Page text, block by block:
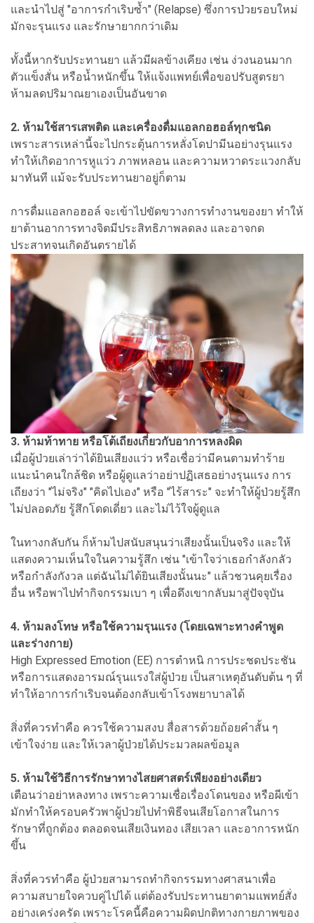
และนำไปสู่ "อาการกำเริบซ้ำ" (Relapse) ซึ่งการป่วยรอบใหม่
มักจะรุนแรง และรักษายากกว่าเดิม
ทั้งนี้หากรับประทานยา แล้วมีผลข้างเคียง เช่น ง่วงนอนมาก
ตัวแข็งสั่น หรือน้ำหนักขึ้น ให้แจ้งแพทย์เพื่อขอปรับสูตรยา
ห้ามลดปริมาณยาเองเป็นอันขาด
2. ห้ามใช้สารเสพติด และเครื่องดื่มแอลกอฮอล์ทุกชนิด
เพราะสารเหล่านี้จะไปกระตุ้นการหลั่งโดปามีนอย่างรุนแรง
ทำให้เกิดอาการหูแว่ว ภาพหลอน และความหวาดระแวงกลับ
มาทันที แม้จะรับประทานยาอยู่ก็ตาม
การดื่มแอลกอฮอล์ จะเข้าไปขัดขวางการทำงานของยา ทำให้
ยาต้านอาการทางจิตมีประสิทธิภาพลดลง และอาจกด
ประสาทจนเกิดอันตรายได้
3. ห้ามท้าทาย หรือโต้เถียงเกี่ยวกับอาการหลงผิด
เมื่อผู้ป่วยเล่าว่าได้ยินเสียงแว่ว หรือเชื่อว่ามีคนตามทำร้าย
แนะนำคนใกล้ชิด หรือผู้ดูแลว่าอย่าปฏิเสธอย่างรุนแรง การ
เถียงว่า "ไม่จริง" "คิดไปเอง" หรือ "ไร้สาระ" จะทำให้ผู้ป่วยรู้สึก
ไม่ปลอดภัย รู้สึกโดดเดี่ยว และไม่ไว้ใจผู้ดูแล
ในทางกลับกัน ก็ห้ามไปสนับสนุนว่าเสียงนั้นเป็นจริง และให้
แสดงความเห็นใจในความรู้สึก เช่น "เข้าใจว่าเธอกำลังกลัว
หรือกำลังกังวล แต่ฉันไม่ได้ยินเสียงนั้นนะ" แล้วชวนคุยเรื่อง
อื่น หรือพาไปทำกิจกรรมเบา ๆ เพื่อดึงเขากลับมาสู่ปัจจุบัน
4. ห้ามลงโทษ หรือใช้ความรุนแรง (โดยเฉพาะทางคำพูด
และร่างกาย)
High Expressed Emotion (EE) การตำหนิ การประชดประชัน
หรือการแสดงอารมณ์รุนแรงใส่ผู้ป่วย เป็นสาเหตุอันดับต้น ๆ ที่
ทำให้อาการกำเริบจนต้องกลับเข้าโรงพยาบาลได้
สิ่งที่ควรทำคือ ควรใช้ความสงบ สื่อสารด้วยถ้อยคำสั้น ๆ
เข้าใจง่าย และให้เวลาผู้ป่วยได้ประมวลผลข้อมูล
5. ห้ามใช้วิธีการรักษาทางไสยศาสตร์เพียงอย่างเดียว
เตือนว่าอย่าหลงทาง เพราะความเชื่อเรื่องโดนของ หรือผีเข้า
มักทำให้ครอบครัวพาผู้ป่วยไปทำพิธีจนเสียโอกาสในการ
รักษาที่ถูกต้อง ตลอดจนเสียเงินทอง เสียเวลา และอาการหนัก
ขึ้น
สิ่งที่ควรทำคือ ผู้ป่วยสามารถทำกิจกรรมทางศาสนาเพื่อ
ความสบายใจควบคู่ไปได้ แต่ต้องรับประทานยาตามแพทย์สั่ง
อย่างเคร่งครัด เพราะโรคนี้คือความผิดปกติทางกายภาพของ